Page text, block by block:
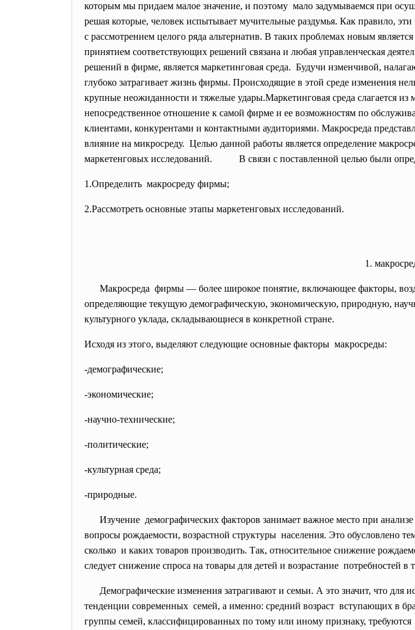
которым мы придаем малое значение, и поэтому мало задумываемся при
решая которые, человек испытывает мучительные раздумья. Как правило,
с рассмотрением целого ряда альтернатив. В таких проблемах новым
принятием соответствующих решений связана и любая управленческая
решений в фирме, является маркетинговая среда. Будучи изменчивой,
глубоко затрагивает жизнь фирмы. Происходящие в этой среде изменения
крупные неожиданности и тяжелые удары.Маркетинговая среда слагается
непосредственное отношение к самой фирме и ее возможностям по
клиентами, конкурентами и контактными аудиториями. Макросреда
влияние на микросреду. Целью данной работы является определение
маркетенговых исследований. В связи с поставленной целью были
1.Определить макросреду фирмы;
2.Рассмотреть основные этапы маркетенговых исследований.
1.
Макросреда фирмы — более широкое понятие, включающее факторы,
определяющие текущую демографическую, экономическую, природную,
культурного уклада, складывающиеся в конкретной стране.
Исходя из этого, выделяют следующие основные факторы макросреды:
-демографические;
-экономические;
-научно-технические;
-политические;
-культурная среда;
-природные.
Изучение демографических факторов занимает важное место при
вопросы рождаемости, возрастной структуры населения. Это обусловлено
сколько и каких товаров производить. Так, относительное снижение
следует снижение спроса на товары для детей и возрастание потребностей в
Демографические изменения затрагивают и семьи. А это значит, что для
тенденции современных семей, а именно: средний возраст вступающих в
группы семей, классифицированных по тому или иному признаку,